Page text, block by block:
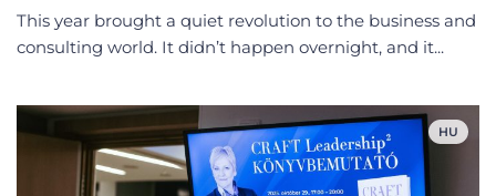
This year brought a quiet revolution to the business and
consulting world. It didn’t happen overnight, and it...
HU